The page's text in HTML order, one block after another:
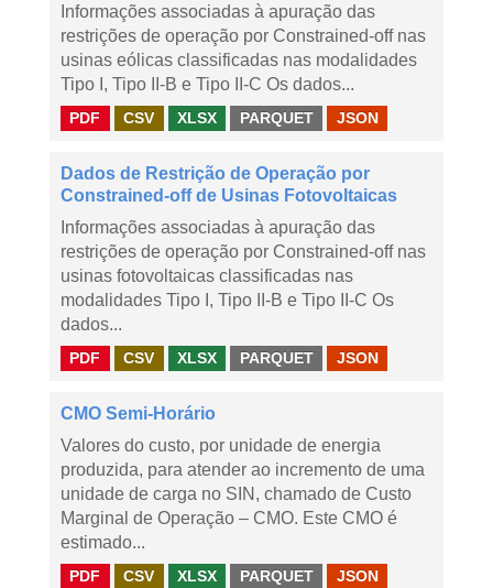
Informações associadas à apuração das
restrições de operação por Constrained-off nas
usinas eólicas classificadas nas modalidades
Tipo I, Tipo II-B e Tipo II-C Os dados...
PDF CSV XLSX PARQUET JSON
Dados de Restrição de Operação por
Constrained-off de Usinas Fotovoltaicas
Informações associadas à apuração das
restrições de operação por Constrained-off nas
usinas fotovoltaicas classificadas nas
modalidades Tipo I, Tipo II-B e Tipo II-C Os
dados...
PDF CSV XLSX PARQUET JSON
CMO Semi-Horário
Valores do custo, por unidade de energia
produzida, para atender ao incremento de uma
unidade de carga no SIN, chamado de Custo
Marginal de Operação – CMO. Este CMO é
estimado...
PDF CSV XLSX PARQUET JSON